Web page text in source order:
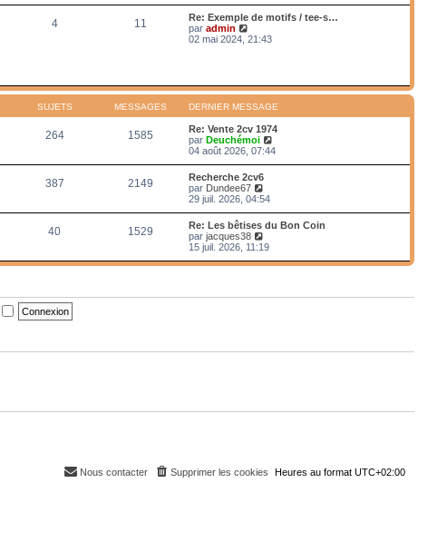
m
e
s
e
r
n
i
e
s
a
g
e
4 11
Re: Exemple de motifs / tee-s…
paradmin
o
d
e
n
i
e
r
m
e
s
s
a
g
e
02 mai 2024, 21:43
SUJETS MESSAGES DERNIER MESSAGE
264 1585
Re: Vente 2cv 1974
parDeuchémoi
o
e
r
e
r
04 août 2026, 07:44
387 2149
Recherche 2cv6
par Dundee67
o
r
l
e
d
e
i
s
29 juil. 2026, 04:54
40 1529
Re: Les bêtises du Bon Coin
parjacques38
o
r
d
e
s
15 juil. 2026, 11:19
Heures au formatUTC+02:00
Supprimer les cookies
Nous contacter